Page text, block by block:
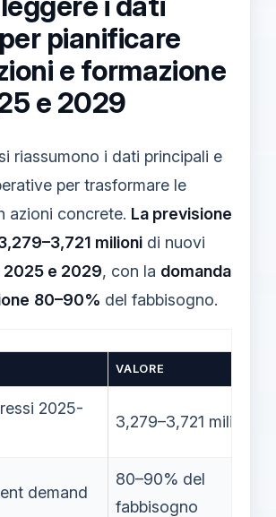
pianificare
e formazione
e 2029
riassumono i dati principali e
per trasformare le
azioni concrete. La previsione
milioni di nuovi
2025 e 2029, con la domanda
80–90% del fabbisogno.
VALORE
2025-
3,279–3,721 milioni
demand
80–90% del
fabbisogno